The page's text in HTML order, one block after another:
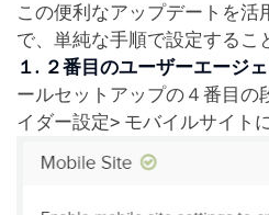
この便利なアップデートを活
で、単純な手順で設定するこ
１. ２番目のユーザーエージ
ールセットアップの４番目の
イダー設定> モバイルサイト